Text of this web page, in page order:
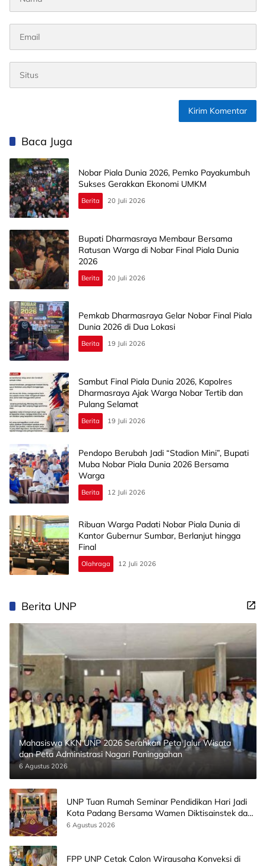
Baca Juga
Nobar Piala Dunia 2026, Pemko Payakumbuh
Sukses Gerakkan Ekonomi UMKM
Berita 20 Juli 2026
Bupati Dharmasraya Membaur Bersama
Ratusan Warga di Nobar Final Piala Dunia
2026
Berita 20 Juli 2026
Pemkab Dharmasraya Gelar Nobar Final Piala
Dunia 2026 di Dua Lokasi
Berita 19 Juli 2026
Sambut Final Piala Dunia 2026, Kapolres
Dharmasraya Ajak Warga Nobar Tertib dan
Pulang Selamat
Berita 19 Juli 2026
Pendopo Berubah Jadi “Stadion Mini”, Bupati
Muba Nobar Piala Dunia 2026 Bersama
Warga
Berita 12 Juli 2026
Ribuan Warga Padati Nobar Piala Dunia di
Kantor Gubernur Sumbar, Berlanjut hingga
Final
Olahraga 12 Juli 2026
Berita UNP
Mahasiswa KKN UNP 2026 Serahkan Peta Jalur Wisata
dan Peta Administrasi Nagari Paninggahan
6 Agustus 2026
UNP Tuan Rumah Seminar Pendidikan Hari Jadi
Kota Padang Bersama Wamen Diktisainstek dan
CEO EMGS Malaysia
6 Agustus 2026
FPP UNP Cetak Calon Wirausaha Konveksi di